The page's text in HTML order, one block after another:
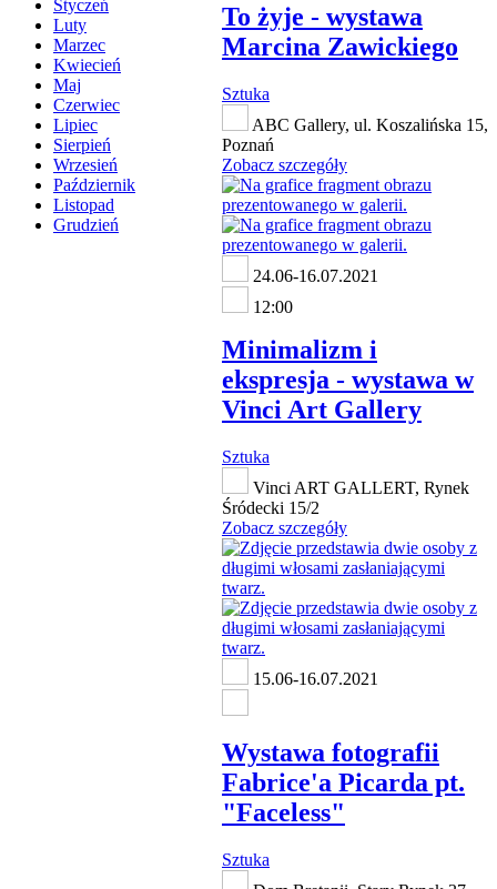
Styczeń
Luty
Marzec
Kwiecień
Maj
Czerwiec
Lipiec
Sierpień
Wrzesień
Październik
Listopad
Grudzień
To żyje - wystawa
Marcina Zawickiego
Sztuka
ABC Gallery, ul. Koszalińska 15,
Poznań
Zobacz szczegóły
24.06-16.07.2021
12:00
Minimalizm i
ekspresja - wystawa w
Vinci Art Gallery
Sztuka
Vinci ART GALLERT, Rynek
Śródecki 15/2
Zobacz szczegóły
15.06-16.07.2021
Wystawa fotografii
Fabrice'a Picarda pt.
"Faceless"
Sztuka